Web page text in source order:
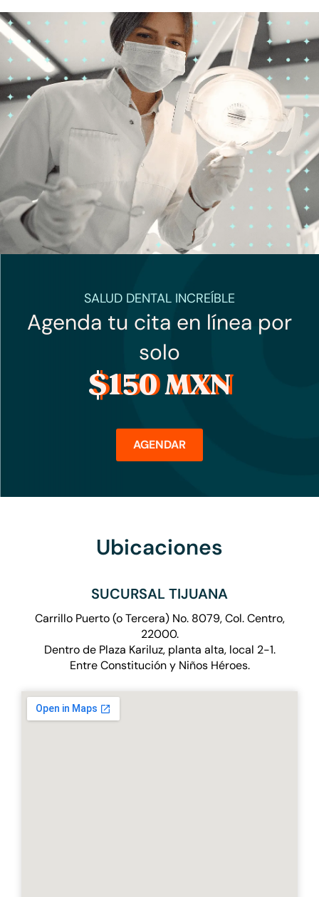
SALUD DENTAL INCREÍBLE
Agenda tu cita en línea por
solo
$150 MXN
AGENDAR
Ubicaciones
SUCURSAL TIJUANA
Carrillo Puerto (o Tercera) No. 8079, Col. Centro,
22000.
Dentro de Plaza Kariluz, planta alta, local 2-1.
Entre Constitución y Niños Héroes.